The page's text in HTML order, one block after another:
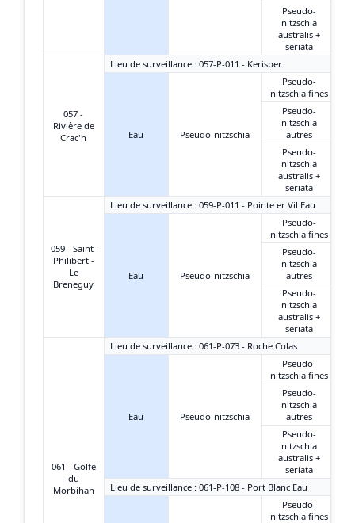
Pseudo-
nitzschia
australis +
seriata
057 -
Rivière de
Crac'h
Lieu de surveillance : 057-P-011 - Kerisper
Eau Pseudo-nitzschia
Pseudo-
nitzschia fines
Pseudo-
nitzschia
autres
Pseudo-
nitzschia
australis +
seriata
059 - Saint-
Philibert -
Le
Breneguy
Lieu de surveillance : 059-P-011 - Pointe er Vil Eau
Eau Pseudo-nitzschia
Pseudo-
nitzschia fines
Pseudo-
nitzschia
autres
Pseudo-
nitzschia
australis +
seriata
061 - Golfe
du
Morbihan
Lieu de surveillance : 061-P-073 - Roche Colas
Eau Pseudo-nitzschia
Pseudo-
nitzschia fines
Pseudo-
nitzschia
autres
Pseudo-
nitzschia
australis +
seriata
Lieu de surveillance : 061-P-108 - Port Blanc Eau
Pseudo-
nitzschia fines